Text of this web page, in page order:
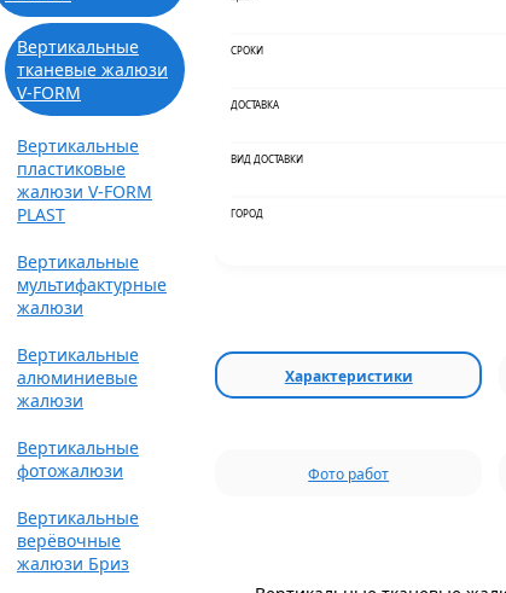
Вертикальные
тканевые жалюзи
V-FORM
Вертикальные
пластиковые
жалюзи V-FORM
PLAST
Вертикальные
мультифактурные
жалюзи
Вертикальные
алюминиевые
жалюзи
Вертикальные
фотожалюзи
Вертикальные
верёвочные
жалюзи Бриз
СРОКИ
ДОСТАВКА
ВИД ДОСТАВКИ
ГОРОД
Характеристики
Фото работ